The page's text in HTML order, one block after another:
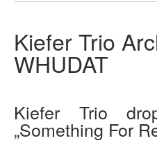
Kiefer Trio
WHUDAT
Kiefer Trio
„Something For